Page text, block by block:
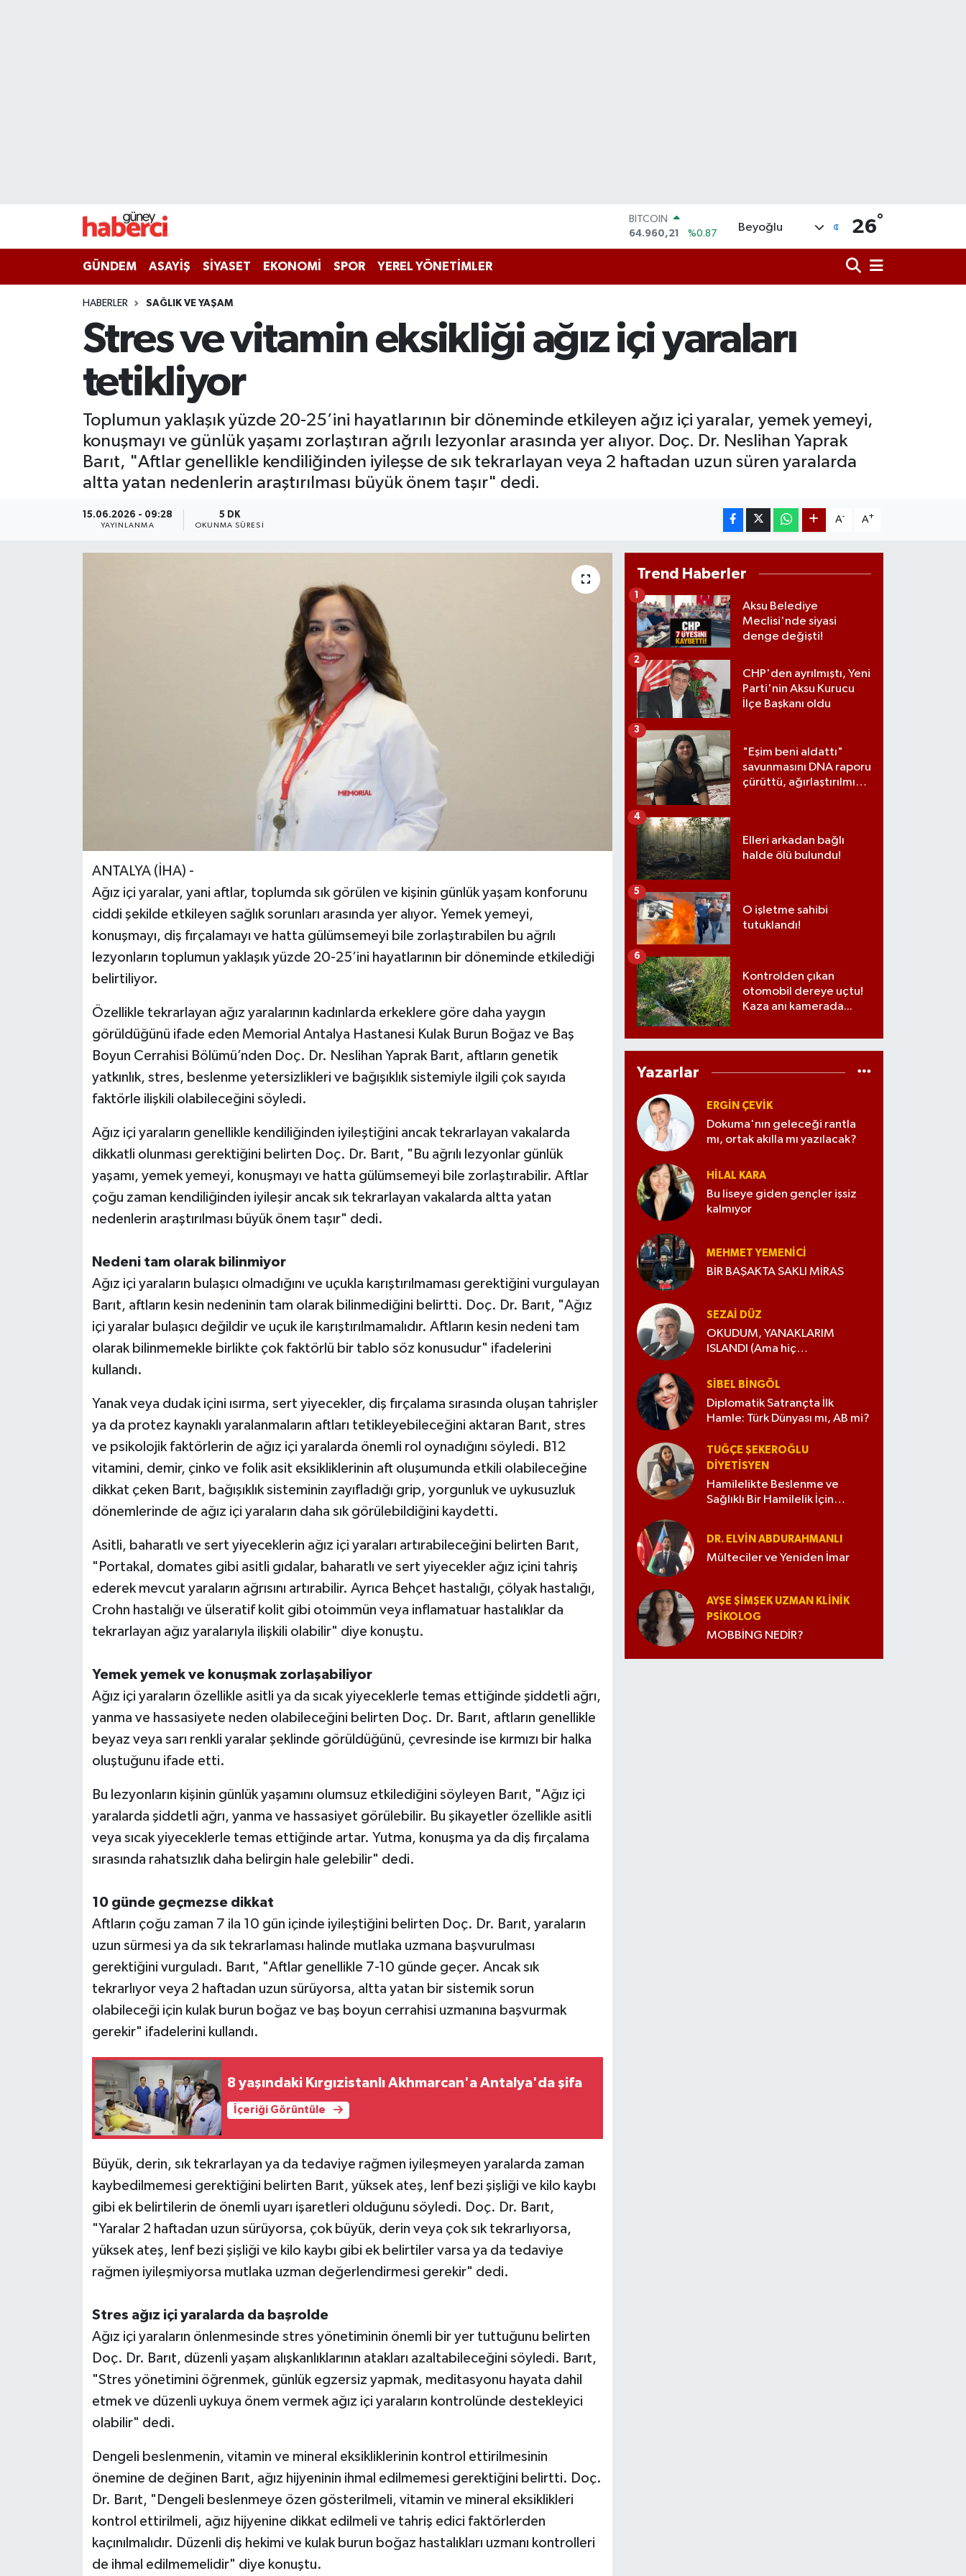
DOLAR
47,7436
%0.18
EURO
6648.99
BİST100
13.779
%-14
Beyoğlu 26°
GÜNDEM ASAYİŞ SİYASET EKONOMİ SPOR YEREL YÖNETİMLER
HABERLER SAĞLIK VE YAŞAM
Stres ve vitamin eksikliği ağız içi yaraları
tetikliyor
Toplumun yaklaşık yüzde 20-25’ini hayatlarının bir döneminde etkileyen ağız içi yaralar, yemek yemeyi,
konuşmayı ve günlük yaşamı zorlaştıran ağrılı lezyonlar arasında yer alıyor. Doç. Dr. Neslihan Yaprak
Barıt, "Aftlar genellikle kendiliğinden iyileşse de sık tekrarlayan veya 2 haftadan uzun süren yaralarda
altta yatan nedenlerin araştırılması büyük önem taşır" dedi.
15.06.2026 - 09:28
YAYINLANMA
5 DK
OKUNMA SÜRESI
A- A+
ANTALYA (İHA) -
Ağız içi yaralar, yani aftlar, toplumda sık görülen ve kişinin günlük yaşam konforunu
ciddi şekilde etkileyen sağlık sorunları arasında yer alıyor. Yemek yemeyi,
konuşmayı, diş fırçalamayı ve hatta gülümsemeyi bile zorlaştırabilen bu ağrılı
lezyonların toplumun yaklaşık yüzde 20-25’ini hayatlarının bir döneminde etkilediği
belirtiliyor.
Özellikle tekrarlayan ağız yaralarının kadınlarda erkeklere göre daha yaygın
görüldüğünü ifade eden Memorial Antalya Hastanesi Kulak Burun Boğaz ve Baş
Boyun Cerrahisi Bölümü’nden Doç. Dr. Neslihan Yaprak Barıt, aftların genetik
yatkınlık, stres, beslenme yetersizlikleri ve bağışıklık sistemiyle ilgili çok sayıda
faktörle ilişkili olabileceğini söyledi.
Ağız içi yaraların genellikle kendiliğinden iyileştiğini ancak tekrarlayan vakalarda
dikkatli olunması gerektiğini belirten Doç. Dr. Barıt, "Bu ağrılı lezyonlar günlük
yaşamı, yemek yemeyi, konuşmayı ve hatta gülümsemeyi bile zorlaştırabilir. Aftlar
çoğu zaman kendiliğinden iyileşir ancak sık tekrarlayan vakalarda altta yatan
nedenlerin araştırılması büyük önem taşır" dedi.
Nedeni tam olarak bilinmiyor
Ağız içi yaraların bulaşıcı olmadığını ve uçukla karıştırılmaması gerektiğini vurgulayan
Barıt, aftların kesin nedeninin tam olarak bilinmediğini belirtti. Doç. Dr. Barıt, "Ağız
içi yaralar bulaşıcı değildir ve uçuk ile karıştırılmamalıdır. Aftların kesin nedeni tam
olarak bilinmemekle birlikte çok faktörlü bir tablo söz konusudur" ifadelerini
kullandı.
Yanak veya dudak içini ısırma, sert yiyecekler, diş fırçalama sırasında oluşan tahrişler
ya da protez kaynaklı yaralanmaların aftları tetikleyebileceğini aktaran Barıt, stres
ve psikolojik faktörlerin de ağız içi yaralarda önemli rol oynadığını söyledi. B12
vitamini, demir, çinko ve folik asit eksikliklerinin aft oluşumunda etkili olabileceğine
dikkat çeken Barıt, bağışıklık sisteminin zayıfladığı grip, yorgunluk ve uykusuzluk
dönemlerinde de ağız içi yaraların daha sık görülebildiğini kaydetti.
Asitli, baharatlı ve sert yiyeceklerin ağız içi yaraları artırabileceğini belirten Barıt,
"Portakal, domates gibi asitli gıdalar, baharatlı ve sert yiyecekler ağız içini tahriş
ederek mevcut yaraların ağrısını artırabilir. Ayrıca Behçet hastalığı, çölyak hastalığı,
Crohn hastalığı ve ülseratif kolit gibi otoimmün veya inflamatuar hastalıklar da
tekrarlayan ağız yaralarıyla ilişkili olabilir" diye konuştu.
Yemek yemek ve konuşmak zorlaşabiliyor
Ağız içi yaraların özellikle asitli ya da sıcak yiyeceklerle temas ettiğinde şiddetli ağrı,
yanma ve hassasiyete neden olabileceğini belirten Doç. Dr. Barıt, aftların genellikle
beyaz veya sarı renkli yaralar şeklinde görüldüğünü, çevresinde ise kırmızı bir halka
oluştuğunu ifade etti.
Bu lezyonların kişinin günlük yaşamını olumsuz etkilediğini söyleyen Barıt, "Ağız içi
yaralarda şiddetli ağrı, yanma ve hassasiyet görülebilir. Bu şikayetler özellikle asitli
veya sıcak yiyeceklerle temas ettiğinde artar. Yutma, konuşma ya da diş fırçalama
sırasında rahatsızlık daha belirgin hale gelebilir" dedi.
10 günde geçmezse dikkat
Aftların çoğu zaman 7 ila 10 gün içinde iyileştiğini belirten Doç. Dr. Barıt, yaraların
uzun sürmesi ya da sık tekrarlaması halinde mutlaka uzmana başvurulması
gerektiğini vurguladı. Barıt, "Aftlar genellikle 7-10 günde geçer. Ancak sık
tekrarlıyor veya 2 haftadan uzun sürüyorsa, altta yatan bir sistemik sorun
olabileceği için kulak burun boğaz ve baş boyun cerrahisi uzmanına başvurmak
gerekir" ifadelerini kullandı.
8 yaşındaki Kırgızistanlı Akhmarcan'a Antalya'da şifa
İçeriği Görüntüle
Büyük, derin, sık tekrarlayan ya da tedaviye rağmen iyileşmeyen yaralarda zaman
kaybedilmemesi gerektiğini belirten Barıt, yüksek ateş, lenf bezi şişliği ve kilo kaybı
gibi ek belirtilerin de önemli uyarı işaretleri olduğunu söyledi. Doç. Dr. Barıt,
"Yaralar 2 haftadan uzun sürüyorsa, çok büyük, derin veya çok sık tekrarlıyorsa,
yüksek ateş, lenf bezi şişliği ve kilo kaybı gibi ek belirtiler varsa ya da tedaviye
rağmen iyileşmiyorsa mutlaka uzman değerlendirmesi gerekir" dedi.
Stres ağız içi yaralarda da başrolde
Ağız içi yaraların önlenmesinde stres yönetiminin önemli bir yer tuttuğunu belirten
Doç. Dr. Barıt, düzenli yaşam alışkanlıklarının atakları azaltabileceğini söyledi. Barıt,
"Stres yönetimini öğrenmek, günlük egzersiz yapmak, meditasyonu hayata dahil
etmek ve düzenli uykuya önem vermek ağız içi yaraların kontrolünde destekleyici
olabilir" dedi.
Dengeli beslenmenin, vitamin ve mineral eksikliklerinin kontrol ettirilmesinin
önemine de değinen Barıt, ağız hijyeninin ihmal edilmemesi gerektiğini belirtti. Doç.
Dr. Barıt, "Dengeli beslenmeye özen gösterilmeli, vitamin ve mineral eksiklikleri
kontrol ettirilmeli, ağız hijyenine dikkat edilmeli ve tahriş edici faktörlerden
kaçınılmalıdır. Düzenli diş hekimi ve kulak burun boğaz hastalıkları uzmanı kontrolleri
de ihmal edilmemelidir" diye konuştu.
Trend Haberler
Aksu Belediye
Meclisi'nde siyasi
denge değişti!
1
CHP'den ayrılmıştı, Yeni
Parti'nin Aksu Kurucu
İlçe Başkanı oldu
2
"Eşim beni aldattı"
savunmasını DNA raporu
çürüttü, ağırlaştırılmış
3
Elleri arkadan bağlı
halde ölü bulundu!
4
O işletme sahibi
tutuklandı!
5
Kontrolden çıkan
otomobil dereye uçtu!
Kaza anı kamerada...
6
Yazarlar
ERGIN ÇEVİK
Dokuma'nın geleceği rantla
mı, ortak akılla mı yazılacak?
HILAL KARA
Bu liseye giden gençler işsiz
kalmıyor
MEHMET YEMENICI
BİR BAŞAKTA SAKLI MİRAS
SEZAI DÜZ
OKUDUM, YANAKLARIM
ISLANDI (Ama hiç
SIBEL BINGÖL
Diplomatik Satrançta İlk
Hamle: Türk Dünyası mı, AB mi?
TUĞÇE ŞEKEROĞLU
DIYETISYEN
Hamilelikte Beslenme ve
Sağlıklı Bir Hamilelik İçin
DR. ELVIN ABDURAHMANLI
Mülteciler ve Yeniden İmar
AYŞE ŞIMŞEK UZMAN KLINIK
PSIKOLOG
MOBBİNG NEDİR?
Haber Arşivi